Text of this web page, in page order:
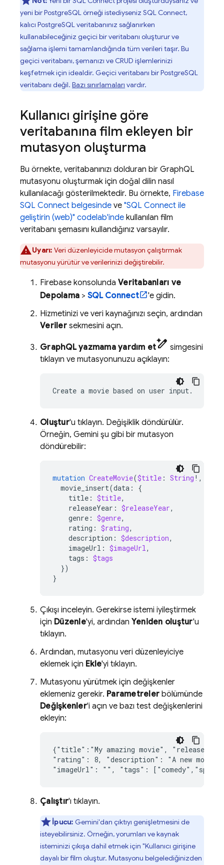
yeni bir PostgreSQL örneği istediyseniz SQL Connect,
kalıcı PostgreSQL veritabanınız sağlanırken
kullanabileceğiniz geçici bir veritabanı oluşturur ve
sağlama işlemi tamamlandığında tüm verileri taşır. Bu
geçici veritabanı, şemanızı ve CRUD işlemlerinizi
keşfetmek için idealdir. Geçici veritabanı bir PostgreSQL
veritabanı değil. Bazı sınırlamaları vardır.
Kullanıcı girişine göre
veritabanına film ekleyen bir
mutasyon oluşturma
Bu örnekte, veritabanınızı dolduran bir GraphQL
mutasyonu oluşturmak için doğal dilin nasıl
kullanılacağı gösterilmektedir. Bu örnekte, Firebase
SQL Connect belgesinde ve "SQL Connect ile
geliştirin (web)" codelab'inde kullanılan film
veritabanı şemasını kullandığınız varsayılır.
Uyarı: Veri düzenleyicide mutasyon çalıştırmak
mutasyonu yürütür ve verilerinizi değiştirebilir.
Firebase konsolunda Veritabanları ve
Depolama > SQL Connect
'e gidin.
Hizmetinizi ve veri kaynağınızı seçin, ardından
Verilersekmesini açın.
GraphQL yazmama yardım etpen_spark simgesini
tıklayın ve mutasyonunuzu açıklayın:
Create a movie based on user
Oluştur'u tıklayın. Değişiklik döndürülür.
Örneğin, Gemini şu gibi bir mutasyon
döndürebilir:
mutation CreateMovie($title : String !,
movie_insert(data :
{
title : $title,
releaseYear : $releaseYear,
genre : $genre,
rating : $rating,
description : $description,
imageUrl : $imageUrl,
tags : $tags
})
}
Çıkışı inceleyin. Gerekirse istemi iyileştirmek
için Düzenle'yi, ardından Yeniden oluştur'u
tıklayın.
Ardından, mutasyonu veri düzenleyiciye
eklemek için Ekle'yi tıklayın.
Mutasyonu yürütmek için değişkenler
eklemeniz gerekir. Parametreler bölümünde
Değişkenler'i açın ve bazı test değişkenlerini
ekleyin:
{" title":"My amazing movie" , " releaseYear
" rating": 8, "description": "A new movie
" imageUrl": "" , " tags": ["comedy" , " space
Çalıştır'ı tıklayın.
İpucu: Gemini'dan çıktıyı genişletmesini de
isteyebilirsiniz. Örneğin, yorumları ve kaynak
isteminizi çıkışa dahil etmek için "Kullanıcı girişine
dayalı bir film oluştur. Mutasyonu belgelediğinizden